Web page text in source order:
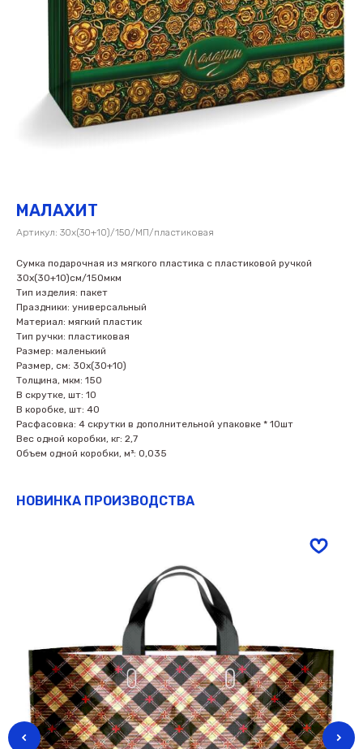
МАЛАХИТ
Артикул: 30х(30+10)/150/МП/пластиковая
Сумка подарочная из мягкого пластика с пластиковой ручкой
30х(30+10)см/150мкм
Тип изделия: пакет
Праздники: универсальный
Материал: мягкий пластик
Тип ручки: пластиковая
Размер: маленький
Размер, см: 30х(30+10)
Толщина, мкм: 150
В скрутке, шт: 10
В коробке, шт: 40
Расфасовка: 4 скрутки в дополнительной упаковке * 10шт
Вес одной коробки, кг: 2,7
Объем одной коробки, м³: 0,035
НОВИНКА ПРОИЗВОДСТВА